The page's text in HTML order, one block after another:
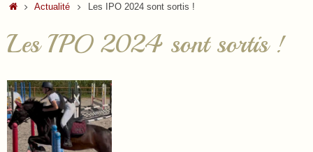
Accueil
Actualité Les IPO 2024 sont sortis !
Les IPO 2024 sont sortis !